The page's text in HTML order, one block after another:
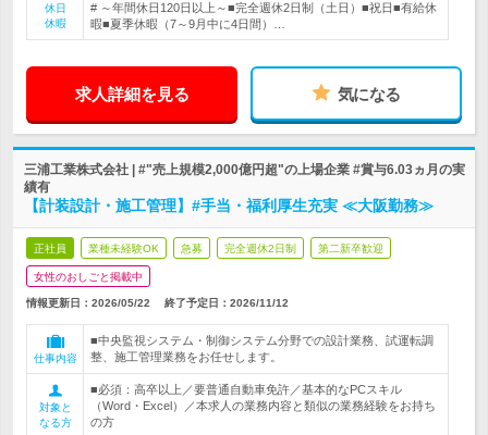
休日
休暇
# ～年間休日120日以上～■完全週休2日制（土日）■祝日■有給休
暇■夏季休暇（7～9月中に4日間）…
求人詳細を見る 気になる
三浦工業株式会社 | #"売上規模2,000億円超"の上場企業 #賞与6.03ヵ月の実
績有
【計装設計・施工管理】#手当・福利厚生充実 ≪大阪勤務≫
正社員 業種未経験OK 急募 完全週休2日制 第二新卒歓迎
女性のおしごと掲載中
情報更新日：2026/05/22 終了予定日： 2026/11/12
仕事内容
■中央監視システム・制御システム分野での設計業務、試運転調
整、施工管理業務をお任せします。
対象と
なる方
■必須：高卒以上／要普通自動車免許／基本的なPCスキル
（Word・Excel）／本求人の業務内容と類似の業務経験をお持ち
の方